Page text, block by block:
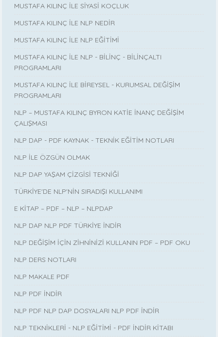
MUSTAFA KILINÇ İLE SİYASİ KOÇLUK
MUSTAFA KILINÇ İLE NLP NEDİR
MUSTAFA KILINÇ İLE NLP EĞİTİMİ
MUSTAFA KILINÇ İLE NLP - BİLİNÇ - BİLİNÇALTI
PROGRAMLARI
MUSTAFA KILINÇ İLE BİREYSEL - KURUMSAL DEĞİŞİM
PROGRAMLARI
NLP – MUSTAFA KILINÇ BYRON KATİE İNANÇ DEĞİŞİM
ÇALIŞMASI
NLP DAP - PDF KAYNAK - TEKNİK EĞİTİM NOTLARI
NLP İLE ÖZGÜN OLMAK
NLP DAP YAŞAM ÇİZGİSİ TEKNİĞİ
TÜRKİYE'DE NLP'NİN SIRADIŞI KULLANIMI
E KİTAP – PDF – NLP – NLPDAP
NLP DAP NLP PDF TÜRKİYE İNDİR
NLP DEĞİŞİM İÇİN ZİHNİNİZİ KULLANIN PDF – PDF OKU
NLP DERS NOTLARI
NLP MAKALE PDF
NLP PDF İNDİR
NLP PDF NLP DAP DOSYALARI NLP PDF İNDİR
NLP TEKNİKLERİ - NLP EĞİTİMİ - PDF İNDİR KİTABI